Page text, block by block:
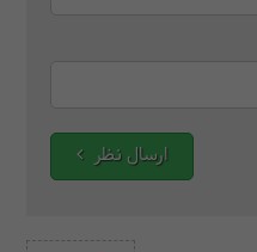
ارسال نظر